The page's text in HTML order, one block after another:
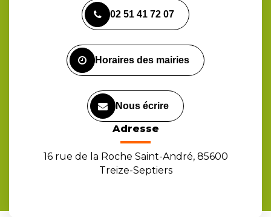
le
compte
le
compte
la
chaîne
02 51 41 72 07
Horaires des mairies
Nous écrire
Adresse
16 rue de la Roche Saint-André, 85600
Treize-Septiers